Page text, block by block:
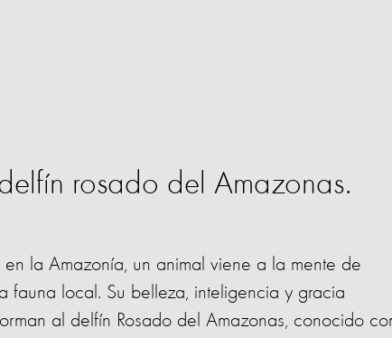
rosado del Amazonas.
la Amazonía, un animal viene a la mente de
fauna local. Su belleza, inteligencia y gracia
al delfín Rosado del Amazonas, conocido